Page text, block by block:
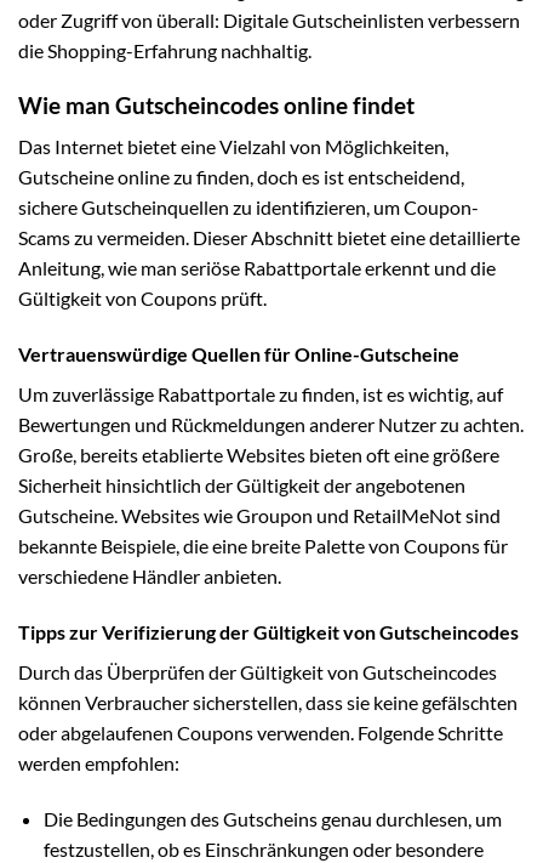
oder Zugriff von überall: Digitale Gutscheinlisten verbessern
die Shopping-Erfahrung nachhaltig.
Wie man Gutscheincodes online findet
Das Internet bietet eine Vielzahl von Möglichkeiten,
Gutscheine online zu finden, doch es ist entscheidend,
sichere Gutscheinquellen zu identifizieren, um Coupon-
Scams zu vermeiden. Dieser Abschnitt bietet eine detaillierte
Anleitung, wie man seriöse Rabattportale erkennt und die
Gültigkeit von Coupons prüft.
Vertrauenswürdige Quellen für Online-Gutscheine
Um zuverlässige Rabattportale zu finden, ist es wichtig, auf
Bewertungen und Rückmeldungen anderer Nutzer zu achten.
Große, bereits etablierte Websites bieten oft eine größere
Sicherheit hinsichtlich der Gültigkeit der angebotenen
Gutscheine. Websites wie Groupon und RetailMeNot sind
bekannte Beispiele, die eine breite Palette von Coupons für
verschiedene Händler anbieten.
Tipps zur Verifizierung der Gültigkeit von Gutscheincodes
Durch das Überprüfen der Gültigkeit von Gutscheincodes
können Verbraucher sicherstellen, dass sie keine gefälschten
oder abgelaufenen Coupons verwenden. Folgende Schritte
werden empfohlen:
Die Bedingungen des Gutscheins genau durchlesen, um
festzustellen, ob es Einschränkungen oder besondere